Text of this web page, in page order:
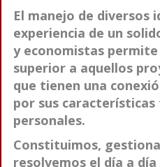
El manejo de diversos
experiencia de un
y economistas
superior a aquellos
que tienen una
por sus
personales.
Constituimos,
resolvemos el día a día